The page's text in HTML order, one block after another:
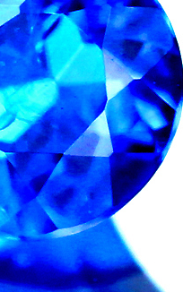
トを見る お買い物を続ける